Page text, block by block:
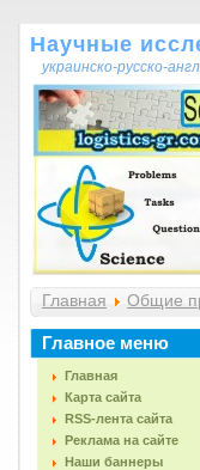
Научные
украинско-русско-
Главная Общие
Главное меню
Главная
Карта сайта
RSS-лента сайта
Реклама на сайте
Наши баннеры